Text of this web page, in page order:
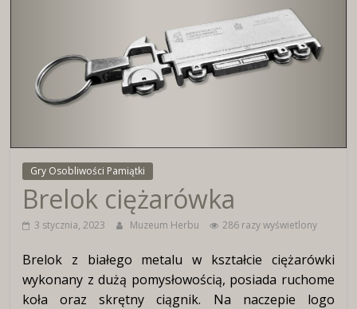
Włocławka
Gry Osobliwości Pamiątki
Brelok ciężarówka
3 stycznia, 2023 Muzeum Herbu 286 razy wyświetlony
Brelok z białego metalu w kształcie ciężarówki
wykonany z dużą pomysłowością, posiada ruchome
koła oraz skrętny ciągnik. Na naczepie logo